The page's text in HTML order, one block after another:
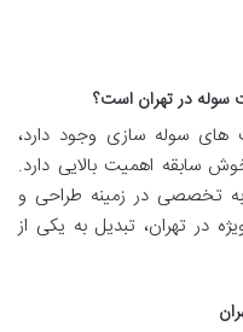
سوله در تهران است؟
های سوله سازی وجود دارد،
سابقه اهمیت بالایی دارد.
تخصصی در زمینه طراحی و
در تهران، تبدیل به یکی از